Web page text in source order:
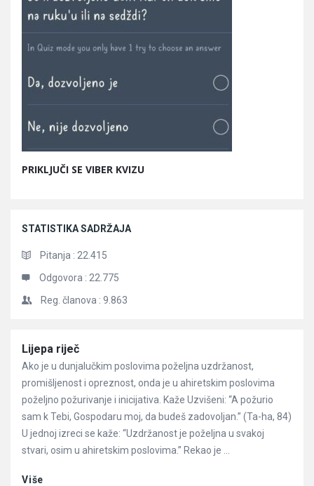
PRIKLJUČI SE VIBER KVIZU
STATISTIKA SADRŽAJA
Pitanja : 22.415
Odgovora : 22.775
Reg. članova : 9.863
Članci
Lijepa riječ
Ako je u dunjalučkim poslovima poželjna uzdržanost,
promišljenost i opreznost, onda je u ahiretskim poslovima
poželjno požurivanje i inicijativa. Kaže Uzvišeni: “A požurio
sam k Tebi, Gospodaru moj, da budeš zadovoljan.” (Ta-ha, 84)
U jednoj izreci se kaže: “Uzdržanost je poželjna u svakoj
stvari, osim u ahiretskim poslovima.” Rekao je ...
Više